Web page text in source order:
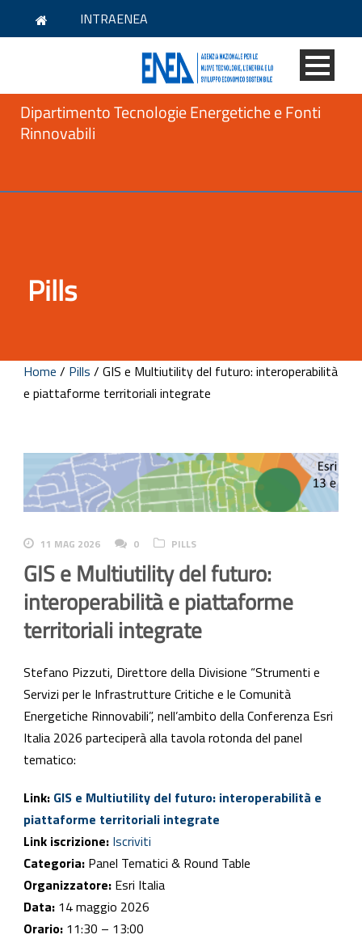
INTRAENEA
Dipartimento Tecnologie Energetiche e Fonti
Rinnovabili
Pills
Home / Pills / GIS e Multiutility del futuro: interoperabilità
e piattaforme territoriali integrate
11 MAG 2026 0 PILLS
GIS e Multiutility del futuro:
interoperabilità e piattaforme
territoriali integrate
Stefano Pizzuti, Direttore della Divisione “Strumenti e
Servizi per le Infrastrutture Critiche e le Comunità
Energetiche Rinnovabili”, nell’ambito della Conferenza Esri
Italia 2026 parteciperà alla tavola rotonda del panel
tematico:
Link: GIS e Multiutility del futuro: interoperabilità e
piattaforme territoriali integrate
Link iscrizione: Iscriviti
Categoria: Panel Tematici & Round Table
Organizzatore: Esri Italia
Data: 14 maggio 2026
Orario: 11:30 – 13:00